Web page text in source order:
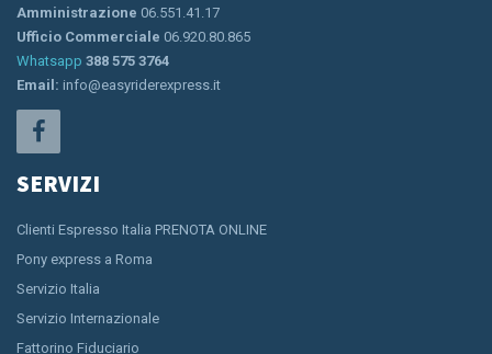
Amministrazione 06.551.41.17
Ufficio Commerciale 06.920.80.865
Whatsapp 388 575 3764
Email: info@easyriderexpress.it
SERVIZI
Clienti Espresso Italia PRENOTA ONLINE
Pony express a Roma
Servizio Italia
Servizio Internazionale
Fattorino Fiduciario